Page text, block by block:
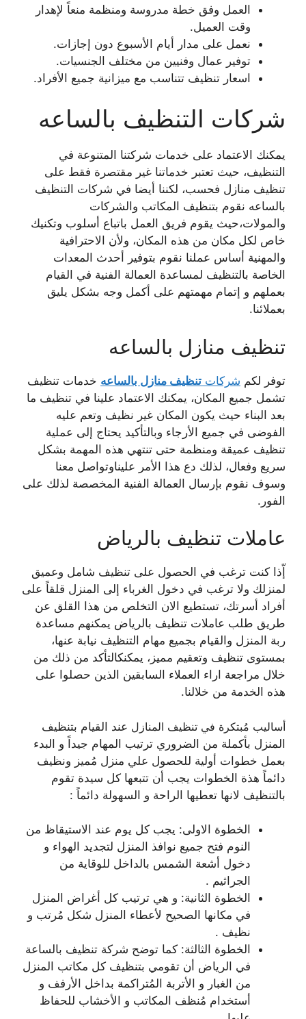
العمل وفق خطة مدروسة ومنظمة منعاً لإهدار
وقت العميل.
نعمل على مدار أيام الأسبوع دون إجازات.
توفير عمال وفنيين من مختلف الجنسيات.
اسعار تنظيف تتناسب مع ميزانية جميع الأفراد.
شركات التنظيف بالساعه
يمكنك الاعتماد على خدمات شركتنا المتنوعة في
التنظيف، حيث تعتبر خدماتنا غير مقتصرة فقط على
تنظيف منازل فحسب، لكننا أيضا في شركات التنظيف
بالساعه نقوم بتنظيف المكاتب والشركات
والمولات،حيث يقوم فريق العمل باتباع أسلوب وتكنيك
خاص لكل مكان من هذه المكان، ولأن الاحترافية
والمهنية أساس عملنا نقوم بتوفير أحدث المعدات
الخاصة بالتنظيف لمساعدة العمالة الفنية في القيام
بعملهم و إتمام مهمتهم على أكمل وجه بشكل يليق
بعملائنا.
تنظيف منازل بالساعه
توفر لكم شركات تنظيف منازل بالساعه خدمات تنظيف
تشمل جميع المكان، يمكنك الاعتماد علينا في تنظيف ما
بعد البناء حيث يكون المكان غير نظيف وتعم عليه
الفوضى في جميع الأرجاء وبالتأكيد يحتاج إلى عملية
تنظيف عميقة ومنظمة حتى تنتهي هذه المهمة بشكل
سريع وفعال، لذلك دع هذا الأمر عليناوتواصل معنا
وسوف نقوم بإرسال العمالة الفنية المخصصة لذلك على
الفور.
عاملات تنظيف بالرياض
إّذا كنت ترغب في الحصول على تنظيف شامل وعميق
لمنزلك ولا ترغب في دخول الغرباء إلى المنزل قلقاً على
أفراد أسرتك، تستطيع الان التخلص من هذا القلق عن
طريق طلب عاملات تنظيف بالرياض يمكنهم مساعدة
ربة المنزل والقيام بجميع مهام التنظيف نيابة عنها،
بمستوى تنظيف وتعقيم مميز، يمكنكالتأكد من ذلك من
خلال مراجعة اراء العملاء السابقين الذين حصلوا على
هذه الخدمة من خلالنا.
أساليب مُبتكرة في تنظيف المنازل عند القيام بتنظيف
المنزل بأكملة من الضروري ترتيب المهام جيداً و البدء
بعمل خطوات أولية للحصول علي منزل مُميز ونظيف
دائماً هذة الخطوات يجب أن تتبعها كل سيدة تقوم
بالتنظيف لانها تعطيها الراحة و السهولة دائماً :
الخطوة الاولى: يجب كل يوم عند الاستيقاظ من
النوم فتح جميع نوافذ المنزل لتجديد الهواء و
دخول أشعة الشمس بالداخل للوقاية من
الجراثيم .
الخطوة الثانية: و هي ترتيب كل أغراض المنزل
في مكانها الصحيح لأعطاء المنزل شكل مُرتب و
نظيف .
الخطوة الثالثة: كما توضح شركة تنظيف بالساعة
في الرياض أن تقومي بتنظيف كل مكاتب المنزل
من الغبار و الأتربة المُتراكمة بداخل الأرفف و
أستخدام مُنظف المكاتب و الأخشاب للحفاظ